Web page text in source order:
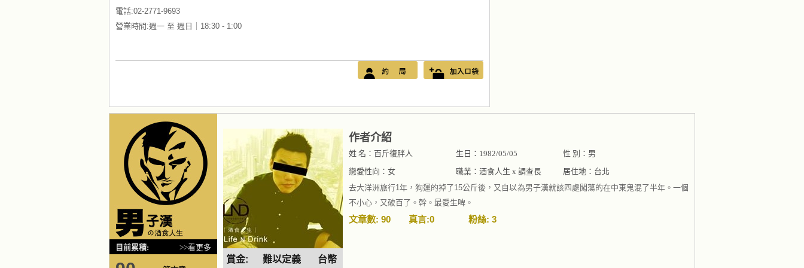
電話:02-2771-9693
營業時間:週一 至 週日｜18:30 - 1:00
目前累積: >>看更多
賞金: 難以定義 台幣
作者介紹
姓 名：百斤復胖人 生日：1982/05/05
性 別：男
戀愛性向：女
職業：酒食人生 x 調查長
居住地：台北
去大洋洲旅行1年，狗運的掉了15公斤後，又自以為男子漢就該四處闖蕩的在中東鬼混了半年。一個
不小心，又破百了。幹。最愛生啤。
文章數: 90 真言:0 粉絲: 3